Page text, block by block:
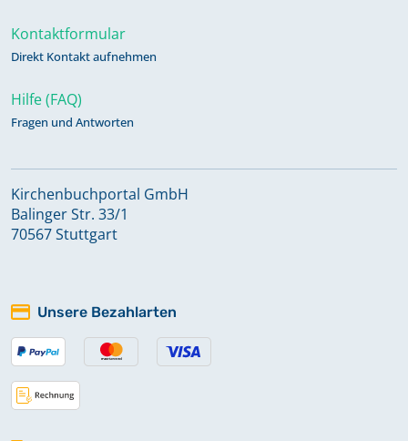
Kontaktformular
Direkt Kontakt aufnehmen
Hilfe (FAQ)
Fragen und Antworten
Kirchenbuchportal GmbH
Balinger Str. 33/1
70567 Stuttgart
Unsere Bezahlarten